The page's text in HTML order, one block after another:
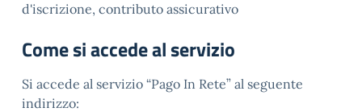
d'iscrizione, contributo assicurativo
Come si accede al servizio
Si accede al servizio “Pago In Rete” al seguente
indirizzo: